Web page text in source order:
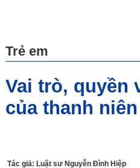
Trẻ em
Vai trò, quyền
thanh niên là gì?
Tác giả: Luật sư Nguyễn Đình Hiệp
phí qua zalo